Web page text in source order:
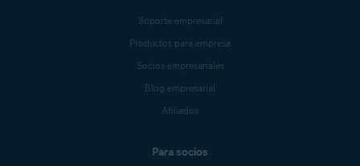
Soporte empresarial
Productos para empresa
Socios empresariales
Blog empresarial
Afiliados
Para socios